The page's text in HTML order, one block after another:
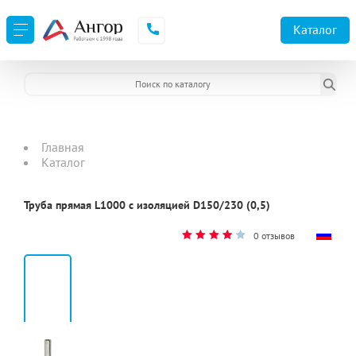
Каталог
Главная
Каталог
Труба прямая L1000 с изоляцией D150/230 (0,5)
0 отзывов